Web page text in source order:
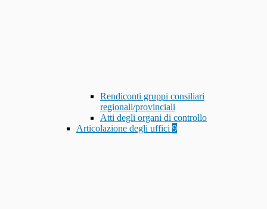
Rendiconti gruppi consiliari
regionali/provinciali
Atti degli organi di controllo
Articolazione degli uffici 9